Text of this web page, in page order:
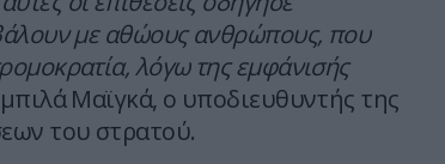
με αθώους ανθρώπους, που
λόγω της εμφάνισής
Μαϊγκά, ο υποδιευθυντής της
του στρατού.